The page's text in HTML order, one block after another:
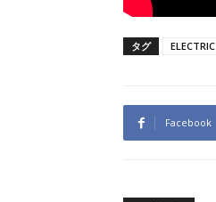
タグ ELECTRIC
Facebook